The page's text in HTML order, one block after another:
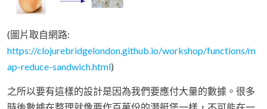
(圖片取自網路:
https://clojurebridgelondon.github.io/workshop/functions/m
ap-reduce-sandwich.html)
之所以要有這樣的設計是因為我們要應付大量的數據。很多